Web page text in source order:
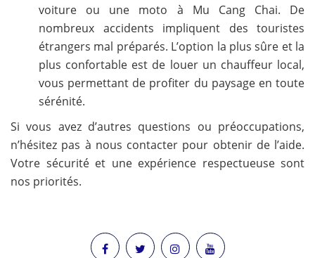
voiture ou une moto à Mu Cang Chai. De
nombreux accidents impliquent des touristes
étrangers mal préparés. L’option la plus sûre et la
plus confortable est de louer un chauffeur local,
vous permettant de profiter du paysage en toute
sérénité.
Si vous avez d’autres questions ou préoccupations,
n’hésitez pas à nous contacter pour obtenir de l’aide.
Votre sécurité et une expérience respectueuse sont
nos priorités.